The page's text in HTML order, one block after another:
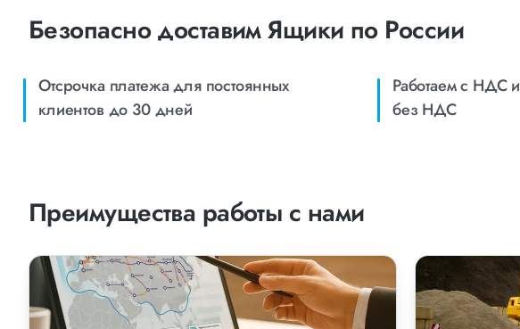
Безопасно доставим Ящики по России
Отсрочка платежа для постоянных
клиентов до 30 дней
Работаем с НДС и
без НДС
Преимущества работы с нами